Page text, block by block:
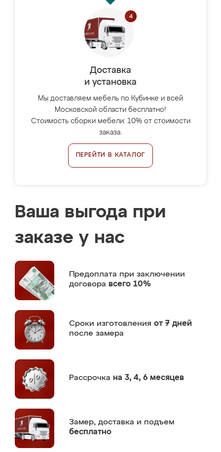
Доставка
и установка
Мы доставляем мебель по Кубинке и всей
Московской области бесплатно!
Стоимость сборки мебели: 10% от стоимости
заказа.
ПЕРЕЙТИ В КАТАЛОГ
Ваша выгода при
заказе у нас
Предоплата при заключении
договора всего 10%
Сроки изготовления от 7 дней
после замера
Рассрочка на 3, 4, 6 месяцев
Замер, доставка и подъем
бесплатно